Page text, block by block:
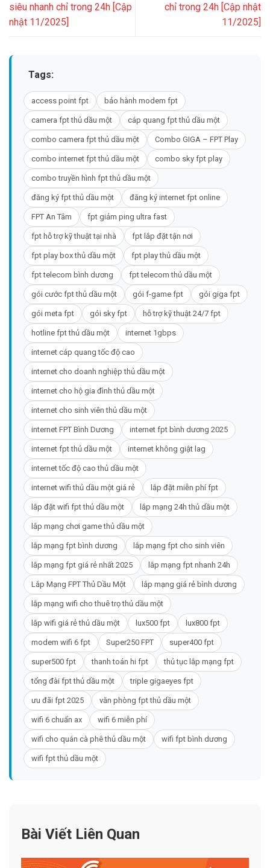
siêu nhanh chỉ trong 24h [Cập
nhật 11/2025]
chỉ trong 24h [Cập nhật
11/2025]
Tags:
access point fpt bảo hành modem fpt
camera fpt thủ dầu một cáp quang fpt thủ dầu một
combo camera fpt thủ dầu một Combo GIGA – FPT Play
combo internet fpt thủ dầu một combo sky fpt play
combo truyền hình fpt thủ dầu một
đăng ký fpt thủ dầu một đăng ký internet fpt online
FPT An Tâm fpt giảm ping ultra fast
fpt hỗ trợ kỹ thuật tại nhà fpt lắp đặt tận nơi
fpt play box thủ dầu một fpt play thủ dầu một
fpt telecom bình dương fpt telecom thủ dầu một
gói cước fpt thủ dầu một gói f-game fpt gói giga fpt
gói meta fpt gói sky fpt hỗ trợ kỹ thuật 24/7 fpt
hotline fpt thủ dầu một internet 1gbps
internet cáp quang tốc độ cao
internet cho doanh nghiệp thủ dầu một
internet cho hộ gia đình thủ dầu một
internet cho sinh viên thủ dầu một
internet FPT Bình Dương internet fpt bình dương 2025
internet fpt thủ dầu một internet không giật lag
internet tốc độ cao thủ dầu một
internet wifi thủ dầu một giá rẻ lắp đặt miễn phí fpt
lắp đặt wifi fpt thủ dầu một lắp mạng 24h thủ dầu một
lắp mạng chơi game thủ dầu một
lắp mạng fpt bình dương lắp mạng fpt cho sinh viên
lắp mạng fpt giá rẻ nhất 2025 lắp mạng fpt nhanh 24h
Lắp Mạng FPT Thủ Dầu Một lắp mạng giá rẻ bình dương
lắp mạng wifi cho thuê trọ thủ dầu một
lắp wifi giá rẻ thủ dầu một lux500 fpt lux800 fpt
modem wifi 6 fpt Super250 FPT super400 fpt
super500 fpt thanh toán hi fpt thủ tục lắp mạng fpt
tổng đài fpt thủ dầu một triple gigaeyes fpt
ưu đãi fpt 2025 văn phòng fpt thủ dầu một
wifi 6 chuẩn ax wifi 6 miễn phí
wifi cho quán cà phê thủ dầu một wifi fpt bình dương
wifi fpt thủ dầu một
Bài Viết Liên Quan